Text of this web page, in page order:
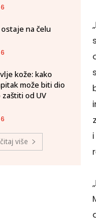
na čelu
kože: kako
može biti dio
od UV
više